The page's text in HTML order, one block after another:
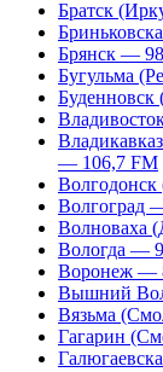
Братск
Брянск —
Бугульма
— 106,7 FM
Волгодонск
Волгоград
Волноваха
Вологда —
Воронеж —
Вышний
Вязьма
Гагарин